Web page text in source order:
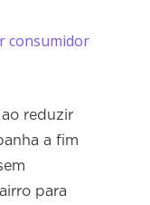
consumidor
reduzir
a fim
para